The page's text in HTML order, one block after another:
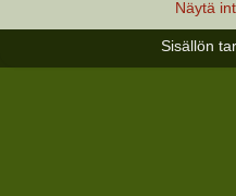
Näytä
Sisällön